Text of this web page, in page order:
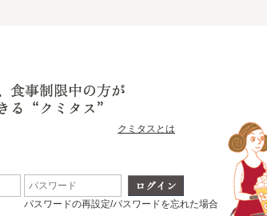
クミタスとは
パスワードの再設定/パスワードを忘れた場合